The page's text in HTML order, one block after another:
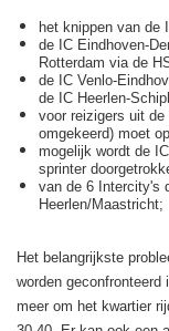
het knippen van de
de IC Eindhoven-
Rotterdam via de
de IC Venlo-
de IC Heerlen-
voor reizigers uit
omgekeerd) moet
mogelijk wordt de
sprinter
van de 6 Intercity's
Heerlen/Maastricht;
Het belangrijkste
worden
meer om het kwartier